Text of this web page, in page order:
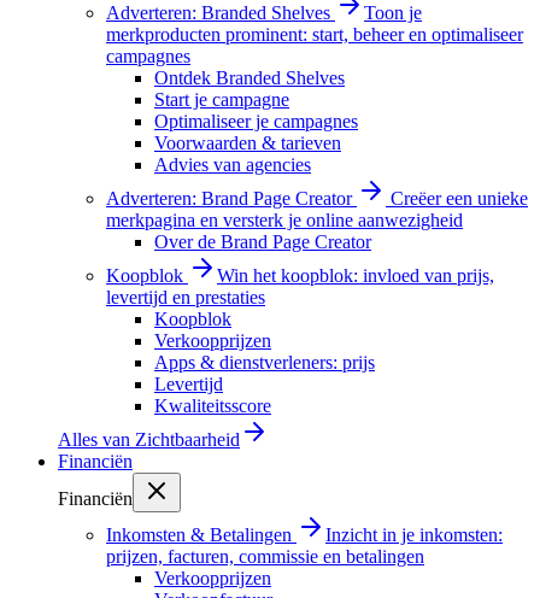
Adverteren: Branded Shelves
Toon je
merkproducten prominent: start, beheer en optimaliseer
campagnes
Ontdek Branded Shelves
Start je campagne
Optimaliseer je campagnes
Voorwaarden & tarieven
Advies van agencies
Adverteren: Brand Page Creator
Creëer een unieke
merkpagina en versterk je online aanwezigheid
Over de Brand Page Creator
Koopblok
Win het koopblok: invloed van prijs,
levertijd en prestaties
Koopblok
Verkoopprijzen
Apps & dienstverleners: prijs
Levertijd
Kwaliteitsscore
Alles van Zichtbaarheid
Financiën
Financiën
Inkomsten & Betalingen
Inzicht in je inkomsten:
prijzen, facturen, commissie en betalingen
Verkoopprijzen